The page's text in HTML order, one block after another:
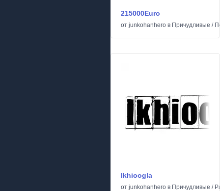
215000Euro
от junkohanhero в Причудливые /
Ikhioogla
от junkohanhero в Причудливые /